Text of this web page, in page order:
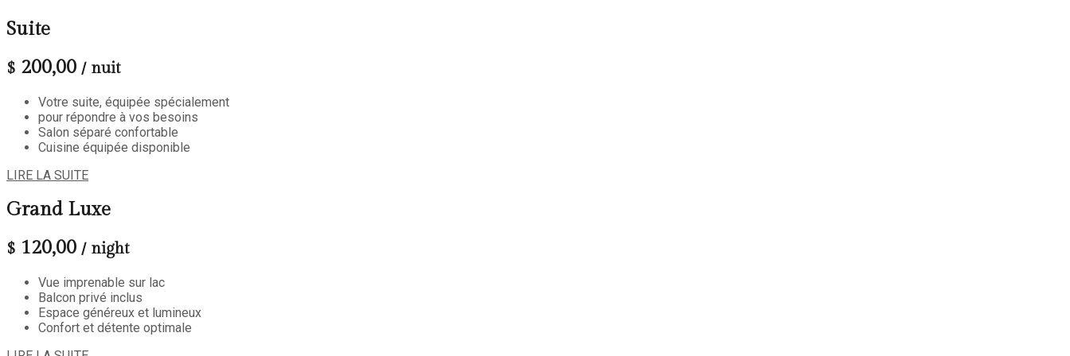
Suite
$ 200,00 / nuit
Votre suite, équipée spécialement
pour répondre à vos besoins
Salon séparé confortable
Cuisine équipée disponible
LIRE LA SUITE
Grand Luxe
$ 120,00 / night
Vue imprenable sur lac
Balcon privé inclus
Espace généreux et lumineux
Confort et détente optimale